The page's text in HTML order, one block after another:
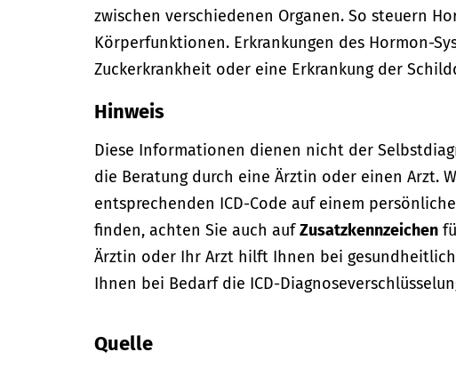
zwischen verschiedenen Organen. So steuern
Körperfunktionen. Erkrankungen des Hormon-
Zuckerkrankheit oder eine Erkrankung der
Hinweis
Diese Informationen dienen nicht der
die Beratung durch eine Ärztin oder einen Arzt.
entsprechenden ICD-Code auf einem
finden, achten Sie auch aufZusatzkennzeichen
Ärztin oder Ihr Arzt hilft Ihnen bei
Ihnen bei Bedarf die ICD-
Quelle